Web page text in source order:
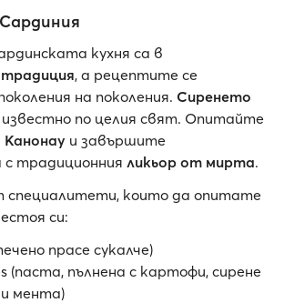
кухня са в
, а рецептите се
на поколения. Сиренето
известно по целия свят. Опитайте
Канонау и завършите
традиционния ликьор от мирта.
специалитети, които да опитате
си:
прасе сукалче)
(паста, пълнена с картофи, сирене
мента)